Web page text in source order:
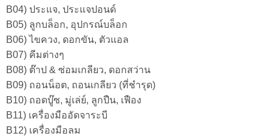
B04) ประแจ, ประแจปอนด์
B05) ลูกบล็อก, อุปกรณ์บล็อก
B06) ไขควง, ดอกขัน, ตัวแอล
B07) คีมต่างๆ
B08) ต๊าป & ซ่อมเกลียว, ดอกสว่าน
B09) ถอนน็อต, ถอนเกลียว (ที่ชำรุด)
B10) ถอดบู๊ซ, มู่เล่ย์, ลูกปืน, เฟือง
B11) เครื่องมืออัดจาระบี
B12) เครื่องมือลม